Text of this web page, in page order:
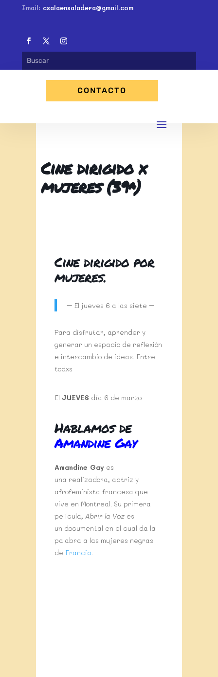
Email: csalaensaladera@gmail.com
CONTACTO
Cine dirigido x
mujeres (39ª)
Cine dirigido por
mujeres.
– El jueves 6 a las siete –
Para disfrutar, aprender y
generar un espacio de reflexión
e intercambio de ideas. Entre
todxs
El JUEVES día 6 de marzo
Hablamos de
Amandine Gay
Amandine Gay es
una realizadora, actriz y
afrofeminista francesa que
vive en Montreal. Su primera
película, Abrir la Voz es
un documental en el cual da la
palabra a las mujeres negras
de Francia